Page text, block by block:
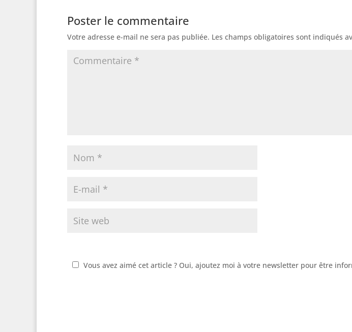
Poster le commentaire
Votre adresse e-mail ne sera pas publiée. Les champs obligatoires sont indiqués
Vous avez aimé cet article ? Oui, ajoutez moi à votre newsletter pour être